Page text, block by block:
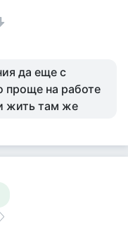
да еще с
проще на работе
жить там же